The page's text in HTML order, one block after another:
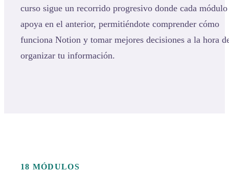
curso sigue un recorrido progresivo donde cada módulo
apoya en el anterior, permitiéndote comprender cómo
funciona Notion y tomar mejores decisiones a la hora
organizar tu información.
18 MÓDULOS